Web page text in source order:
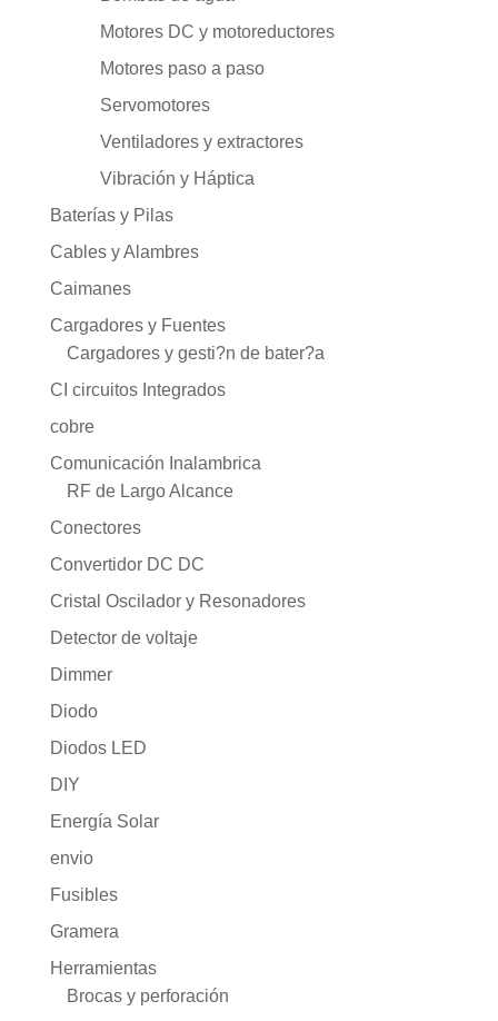
Motores DC y motoreductores
Motores paso a paso
Servomotores
Ventiladores y extractores
Vibración y Háptica
Baterías y Pilas
Cables y Alambres
Caimanes
Cargadores y Fuentes
Cargadores y gesti?n de bater?a
CI circuitos Integrados
cobre
Comunicación Inalambrica
RF de Largo Alcance
Conectores
Convertidor DC DC
Cristal Oscilador y Resonadores
Detector de voltaje
Dimmer
Diodo
Diodos LED
DIY
Energía Solar
envio
Fusibles
Gramera
Herramientas
Brocas y perforación